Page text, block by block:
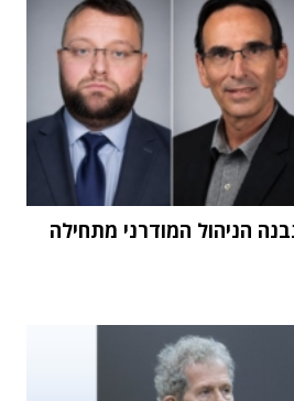
הניהול המודרני מתחילה